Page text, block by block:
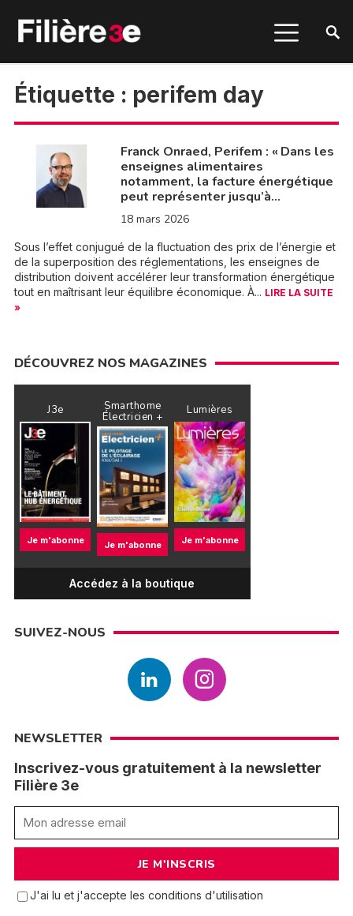
Étiquette : perifem day
Franck Onraed, Perifem : « Dans les
enseignes alimentaires
notamment, la facture énergétique
peut représenter jusqu’à…
18 mars 2026
Sous l’effet conjugué de la fluctuation des prix de l’énergie et
de la superposition des réglementations, les enseignes de
distribution doivent accélérer leur transformation énergétique
tout en maîtrisant leur équilibre économique. À... LIRE LA SUITE
»
DÉCOUVREZ NOS MAGAZINES
J3e
Je m'abonne
Smarthome
Électricien +
Je m'abonne
Lumières
Je m'abonne
Accédez à la boutique
SUIVEZ-NOUS
NEWSLETTER
Inscrivez-vous gratuitement à la newsletter
Filière 3e
J'ai lu et j'accepte les conditions d'utilisation